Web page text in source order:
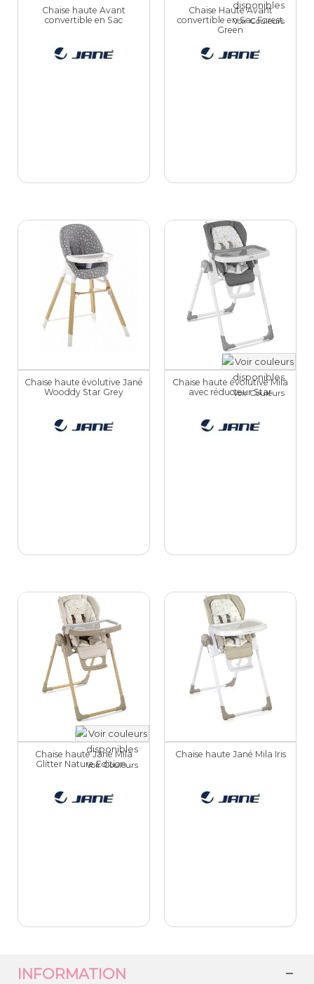
Chaise haute Avant
convertible en Sac
Chaise Haute Avant
convertible en Sac Forest
Green
Voir Couleurs
Chaise haute évolutive Jané
Wooddy Star Grey
Chaise haute évolutive Mila
avec réducteur Star
Voir Couleurs
Chaise haute Jané Mila
Glitter Nature Edition...
Voir Couleurs
Chaise haute Jané Mila Iris
INFORMATION